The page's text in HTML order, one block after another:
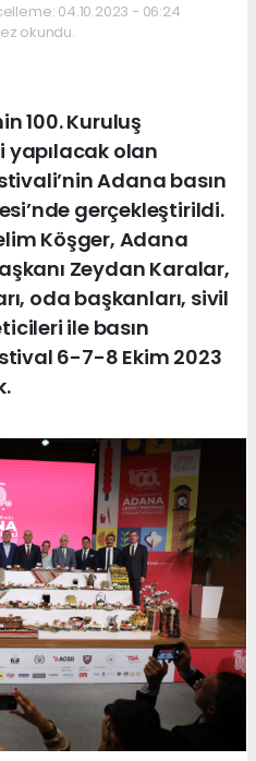
04.10.2023 - 06:24
okundu.
100. Kuruluş
yapılacak olan
Adana basın
gerçekleştirildi.
Köşger, Adana
Zeydan Karalar,
oda başkanları, sivil
ile basın
6-7-8 Ekim 2023